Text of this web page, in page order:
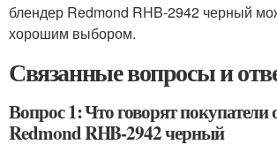
блендер Redmond RHB-2942 черный
хорошим выбором.
Связанные вопросы и
Вопрос 1: Что говорят покупатели
Redmond RHB-2942 черный